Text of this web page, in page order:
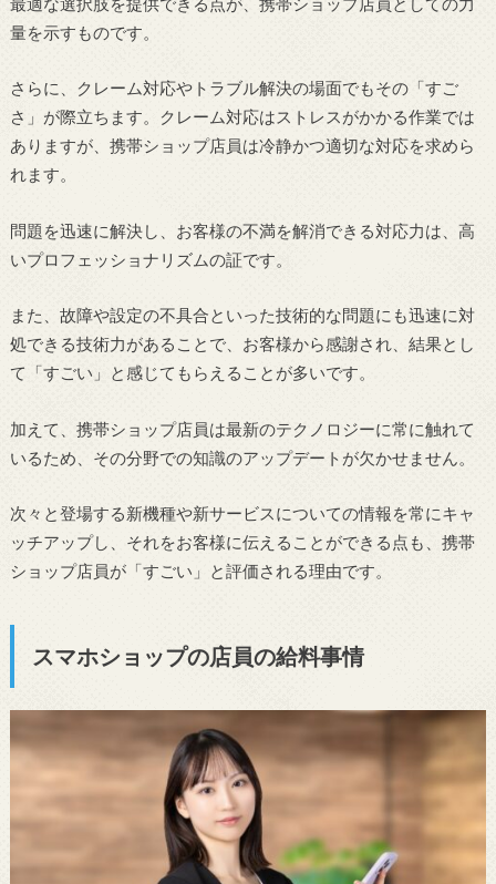
量を示すものです。
さらに、クレーム対応やトラブル解決の場面でもその「すご
さ」が際立ちます。クレーム対応はストレスがかかる作業では
ありますが、携帯ショップ店員は冷静かつ適切な対応を求めら
れます。
問題を迅速に解決し、お客様の不満を解消できる対応力は、高
いプロフェッショナリズムの証です。
また、故障や設定の不具合といった技術的な問題にも迅速に対
処できる技術力があることで、お客様から感謝され、結果とし
て「すごい」と感じてもらえることが多いです。
加えて、携帯ショップ店員は最新のテクノロジーに常に触れて
いるため、その分野での知識のアップデートが欠かせません。
次々と登場する新機種や新サービスについての情報を常にキャ
ッチアップし、それをお客様に伝えることができる点も、携帯
ショップ店員が「すごい」と評価される理由です。
スマホショップの店員の給料事情